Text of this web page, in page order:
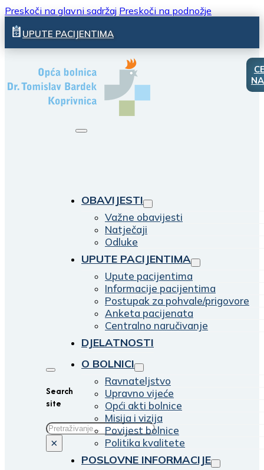
Preskoči na glavni sadržaj Preskoči na podnožje
UPUTE PACIJENTIMA
Search
site
Traži
×
OBAVIJESTI
Važne obavijesti
Natječaji
Odluke
UPUTE PACIJENTIMA
Upute pacijentima
Informacije pacijentima
Postupak za pohvale/prigovore
Anketa pacijenata
Centralno naručivanje
DJELATNOSTI
O BOLNICI
Ravnateljstvo
Upravno vijeće
Opći akti bolnice
Misija i vizija
Povijest bolnice
Politika kvalitete
POSLOVNE INFORMACIJE